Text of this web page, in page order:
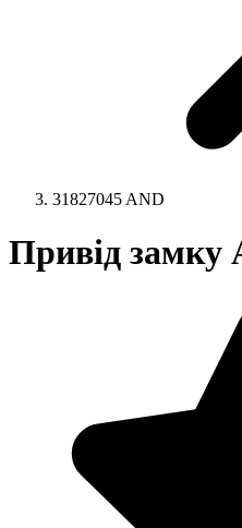
31827045 AND
Привід замку